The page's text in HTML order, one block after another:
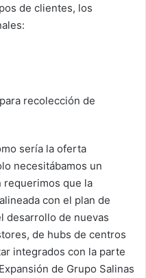
de clientes, los
recolección de
sería la oferta
necesitábamos un
requerimos que la
con el plan de
desarrollo de nuevas
de hubs de centros
integrados con la parte
de Grupo Salinas